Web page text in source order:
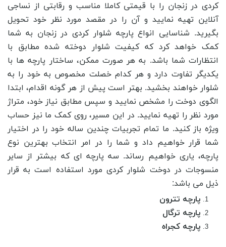
کردی در زنجان را با قیمتی کاملا مناسب و رقابتی از نساجی
آنلاین تهیه نمایید و آن را در مقصد مورد نظر خود تحویل
بگیرید. شناسایی انواع پارچه شلوار کردی در زنجان به شما
کمک خواهد کرد که کیفیت شلوار دوخته شده مطابق با
انتظارات شما باشد. به هر صورت ممکن، ساختار پارچه ها با
یکدیگر تفاوت دارد و هر کدام خصلت مخصوص به خود را به
شلوار خواهند بخشید. بهتر است پیش از هر گونه اقدام، ابتدا
الگوی دوخت را مشخص نمایید و سپس مطابق نیاز خود، متراژ
مورد نظر را تهیه نمایید. در این مسیر، روی کمک ما نیز حساب
ویژه باز کنید. ما تمام تجربیات چندین ساله خود را در اختیار
شما قرار خواهیم داد و شما را در امر انتخاب بهترین نوع
پارچه، یاری خواهیم رساند. سه پارچه ای که بیشتر از سایر
منسوجات در دوخت شلوار کردی مورد استفاده است به قرار
ذیل می باشد:
پارچه تترون
پارچه ترگال
پارچه کجراه